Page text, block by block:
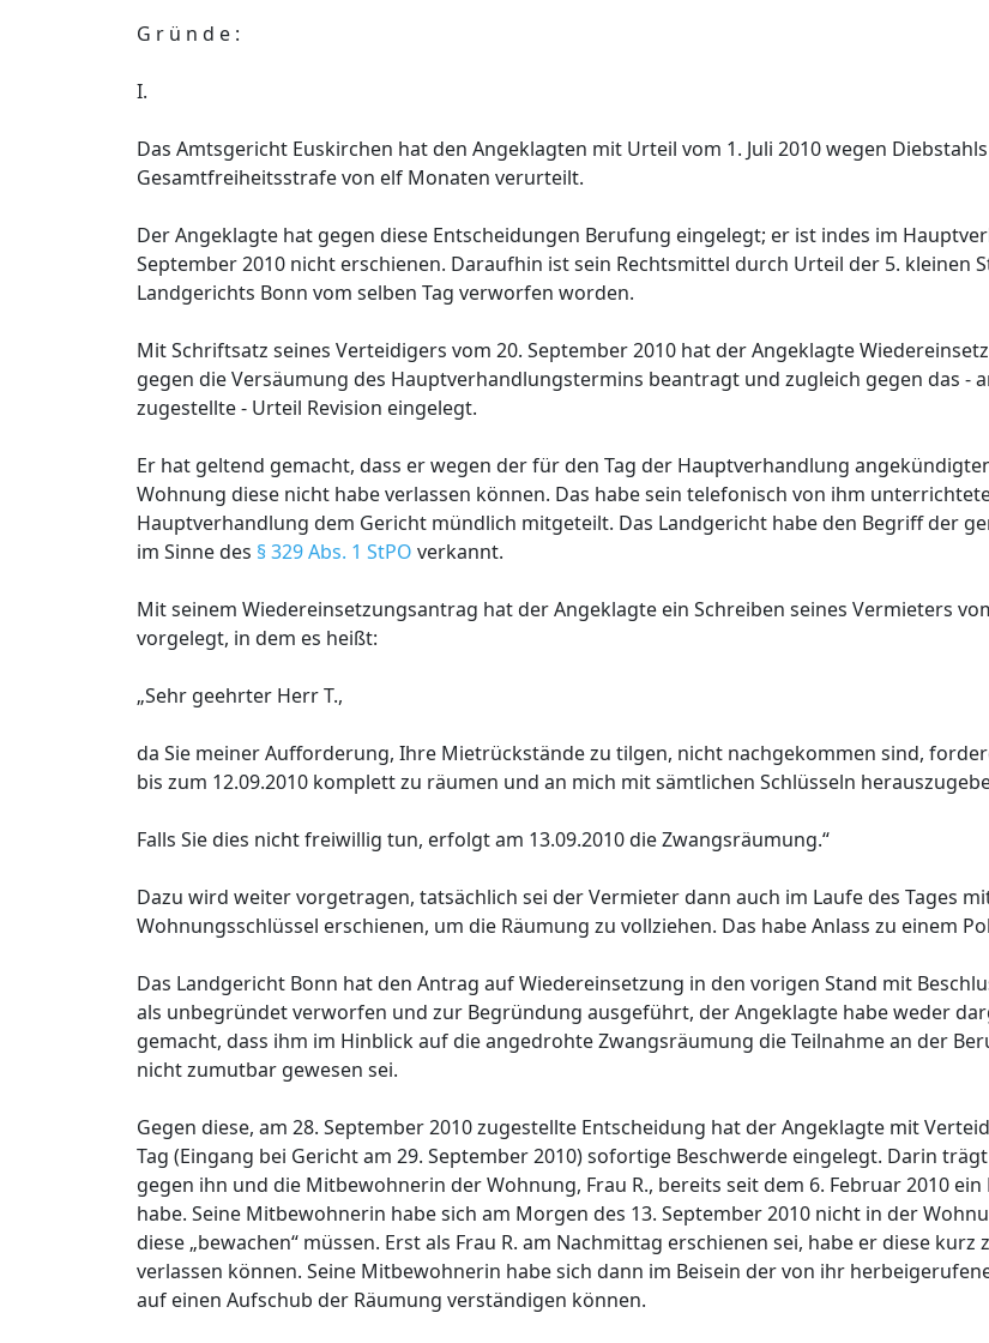
G r ü n d e :
I.
Das Amtsgericht Euskirchen hat den Angeklagten mit Urteil vom 1. Juli 2010 wegen
Gesamtfreiheitsstrafe von elf Monaten verurteilt.
Der Angeklagte hat gegen diese Entscheidungen Berufung eingelegt; er ist indes im
September 2010 nicht erschienen. Daraufhin ist sein Rechtsmittel durch Urteil der 5. kleinen
Landgerichts Bonn vom selben Tag verworfen worden.
Mit Schriftsatz seines Verteidigers vom 20. September 2010 hat der Angeklagte
gegen die Versäumung des Hauptverhandlungstermins beantragt und zugleich gegen das -
zugestellte - Urteil Revision eingelegt.
Er hat geltend gemacht, dass er wegen der für den Tag der Hauptverhandlung
Wohnung diese nicht habe verlassen können. Das habe sein telefonisch von ihm
Hauptverhandlung dem Gericht mündlich mitgeteilt. Das Landgericht habe den Begriff der
im Sinne des § 329 Abs. 1 StPO verkannt.
Mit seinem Wiedereinsetzungsantrag hat der Angeklagte ein Schreiben seines Vermieters
vorgelegt, in dem es heißt:
„Sehr geehrter Herr T.,
da Sie meiner Aufforderung, Ihre Mietrückstände zu tilgen, nicht nachgekommen sind,
bis zum 12.09.2010 komplett zu räumen und an mich mit sämtlichen Schlüsseln
Falls Sie dies nicht freiwillig tun, erfolgt am 13.09.2010 die Zwangsräumung.“
Dazu wird weiter vorgetragen, tatsächlich sei der Vermieter dann auch im Laufe des Tages
Wohnungsschlüssel erschienen, um die Räumung zu vollziehen. Das habe Anlass zu einem
Das Landgericht Bonn hat den Antrag auf Wiedereinsetzung in den vorigen Stand mit
als unbegründet verworfen und zur Begründung ausgeführt, der Angeklagte habe weder
gemacht, dass ihm im Hinblick auf die angedrohte Zwangsräumung die Teilnahme an der
nicht zumutbar gewesen sei.
Gegen diese, am 28. September 2010 zugestellte Entscheidung hat der Angeklagte mit
Tag (Eingang bei Gericht am 29. September 2010) sofortige Beschwerde eingelegt. Darin
gegen ihn und die Mitbewohnerin der Wohnung, Frau R., bereits seit dem 6. Februar 2010
habe. Seine Mitbewohnerin habe sich am Morgen des 13. September 2010 nicht in der
diese „bewachen“ müssen. Erst als Frau R. am Nachmittag erschienen sei, habe er diese kurz
verlassen können. Seine Mitbewohnerin habe sich dann im Beisein der von ihr
auf einen Aufschub der Räumung verständigen können.